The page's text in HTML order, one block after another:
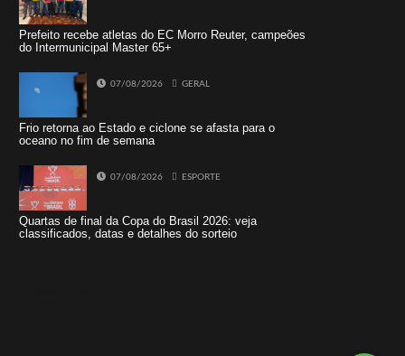
Prefeito recebe atletas do EC Morro Reuter, campeões
do Intermunicipal Master 65+
07/08/2026 GERAL
Frio retorna ao Estado e ciclone se afasta para o
oceano no fim de semana
07/08/2026 ESPORTE
Quartas de final da Copa do Brasil 2026: veja
classificados, datas e detalhes do sorteio